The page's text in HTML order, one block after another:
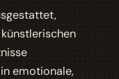
emotionale,